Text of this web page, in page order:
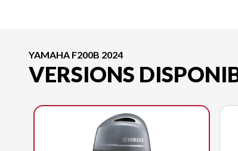
YAMAHA F200B 2024
VERSIONS